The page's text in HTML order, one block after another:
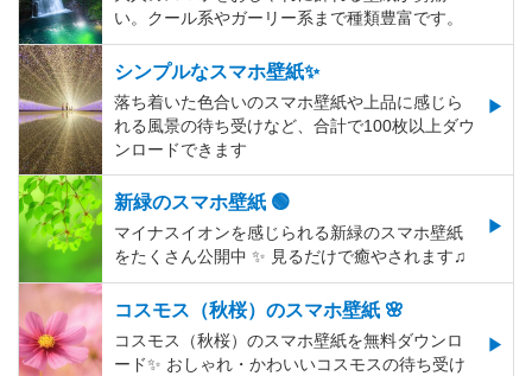
い。クール系やガーリー系まで種類豊富です。
シンプルなスマホ壁紙✨
落ち着いた色合いのスマホ壁紙や上品に感じら
れる風景の待ち受けなど、合計で100枚以上ダウ
ンロードできます
新緑のスマホ壁紙 🟢
マイナスイオンを感じられる新緑のスマホ壁紙
をたくさん公開中 ✨ 見るだけで癒やされます♫
コスモス（秋桜）のスマホ壁紙 🌸
コスモス（秋桜）のスマホ壁紙を無料ダウンロ
ード✨️ おしゃれ・かわいいコスモスの待ち受け